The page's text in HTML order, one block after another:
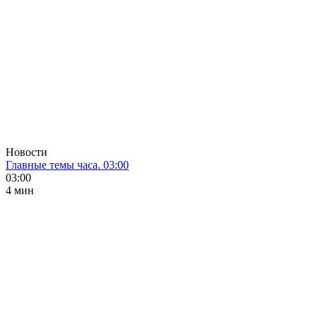
Новости
Главные темы часа. 03:00
03:00
4 мин